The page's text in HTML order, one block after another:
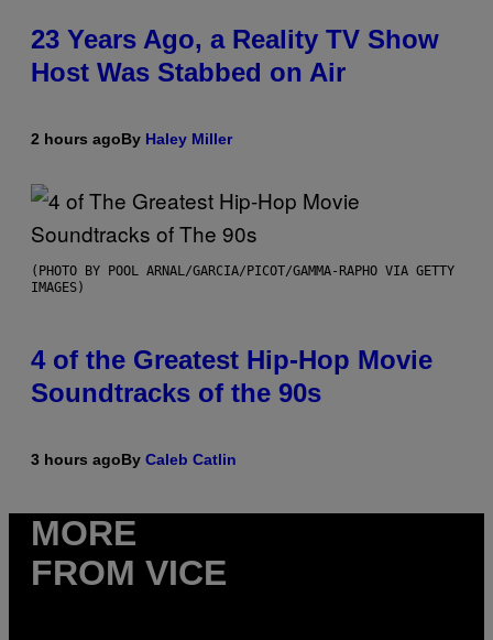
23 Years Ago, a Reality TV Show
Host Was Stabbed on Air
2 hours agoBy Haley Miller
(PHOTO BY POOL ARNAL/GARCIA/PICOT/GAMMA-RAPHO VIA GETTY
IMAGES)
4 of the Greatest Hip-Hop Movie
Soundtracks of the 90s
3 hours agoBy Caleb Catlin
MORE
FROM VICE